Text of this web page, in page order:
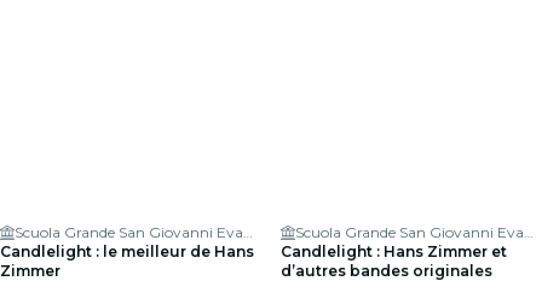
Scuola Grande San Giovanni Evangelista di Venezia
Candlelight : le meilleur de Hans
Zimmer
Scuola Grande San Giovanni Evangelista di Venezia
Candlelight : Hans Zimmer et
d’autres bandes originales